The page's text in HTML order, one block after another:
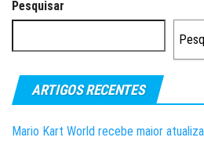
Pesquisar
ARTIGOS RECENTES
Mario Kart World recebe maior